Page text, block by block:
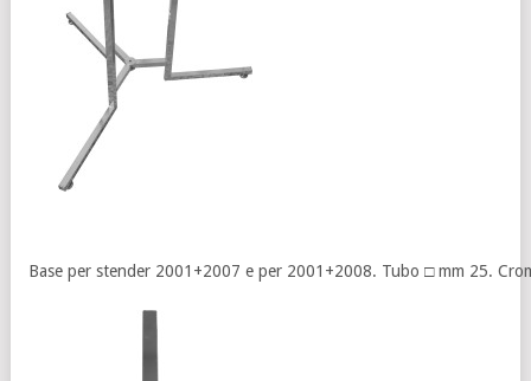
Base per stender 2001+2007 e per 2001+2008. Tubo □ mm 25.